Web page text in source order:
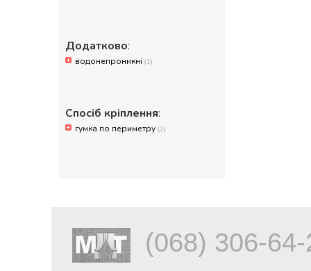
Додатково:
водонепроникні (1)
Спосіб кріплення:
гумка по периметру (2)
(068) 306-64-